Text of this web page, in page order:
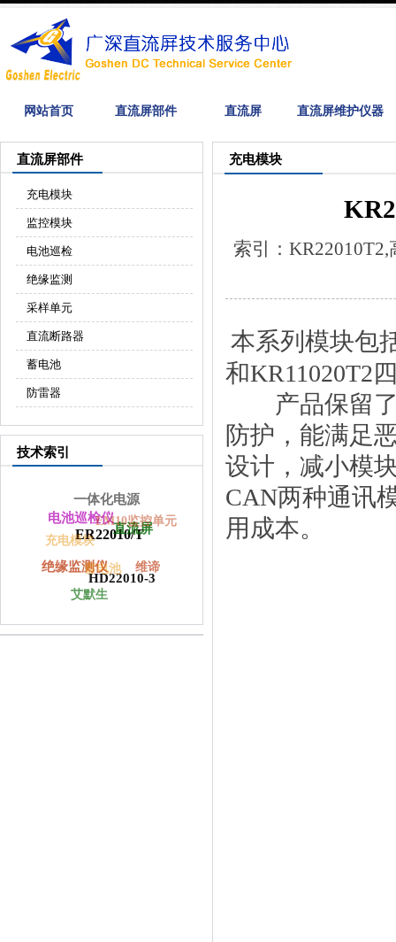
网站首页 直流屏部件 直流屏 直流屏维护仪器
直流屏部件
充电模块
监控模块
电池巡检
绝缘监测
采样单元
直流断路器
蓄电池
防雷器
技术索引
绝缘监测仪
艾默生
HD22010-3
ER22010/T
电池巡检仪
充电模块
蓄电池 维谛
直流屏
一体化电源
EM10监控单元
充电模块
索引：
本系列模块包
和KR11020T2
产品保留了
防护，能满足
设计，减小模
CAN两种通讯
用成本。